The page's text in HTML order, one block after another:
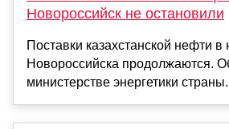
Новороссийск не остановили
Поставки казахстанской нефти в
Новороссийска продолжаются.
министерстве энергетики